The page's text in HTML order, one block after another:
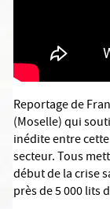
Reportage de
(Moselle) qui
inédite entre
secteur. Tous
début de la crise
près de 5 000 lits